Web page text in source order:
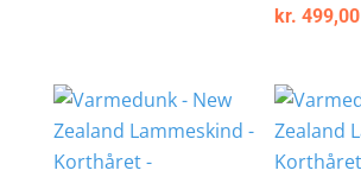
kr. 499,00